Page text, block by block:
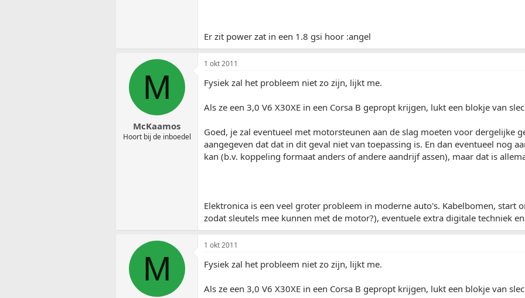
Er zit power zat in een 1.8 gsi hoor :angel
M
McKaamos
Hoort bij de inboedel
1 okt 2011
Fysiek zal het probleem niet zo zijn, lijkt me.
Als ze een 3,0 V6 X30XE in een Corsa B gepropt krijgen, lukt een blokje van
Goed, je zal eventueel met motorsteunen aan de slag moeten voor dergelijke
aangegeven dat dat in dit geval niet van toepassing is. En dan eventueel nog
kan (b.v. koppeling formaat anders of andere aandrijf assen), maar dat is
Elektronica is een veel groter probleem in moderne auto's. Kabelbomen, start
zodat sleutels mee kunnen met de motor?), eventuele extra digitale techniek
M
1 okt 2011
Fysiek zal het probleem niet zo zijn, lijkt me.
Als ze een 3,0 V6 X30XE in een Corsa B gepropt krijgen, lukt een blokje van